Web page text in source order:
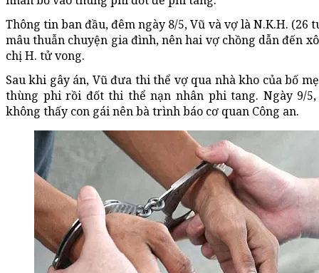
Thông tin ban đầu, đêm ngày 8/5, Vũ và vợ là N.K.H. (26
mâu thuẫn chuyện gia đình, nên hai vợ chồng dẫn đến
chị H. tử vong.
Sau khi gây án, Vũ đưa thi thể vợ qua nhà kho của bố
thùng phi rồi đốt thi thể nạn nhân phi tang. Ngày 9/
không thấy con gái nên bà trình báo cơ quan Công an.